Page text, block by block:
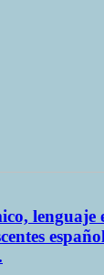
lenguaje